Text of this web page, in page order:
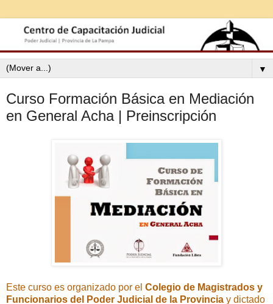
▼
Curso Formación Básica en Mediación
en General Acha | Preinscripción
Este curso es organizado por el Colegio de Magistrados y
Funcionarios del Poder Judicial de la Provincia y dictado